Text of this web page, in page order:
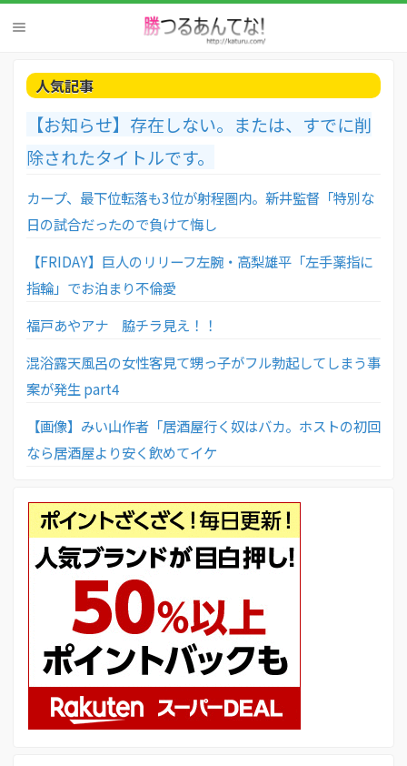
人気記事
【お知らせ】存在しない。または、すでに削
除されたタイトルです。
カープ、最下位転落も3位が射程圏内。新井監督「特別な
日の試合だったので負けて悔し
【FRIDAY】巨人のリリーフ左腕・高梨雄平「左手薬指に
指輪」でお泊まり不倫愛
福戸あやアナ 脇チラ見え！！
混浴露天風呂の女性客見て甥っ子がフル勃起してしまう事
案が発生 part4
【画像】みい山作者「居酒屋行く奴はバカ。ホストの初回
なら居酒屋より安く飲めてイケ